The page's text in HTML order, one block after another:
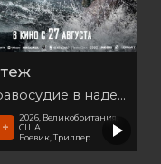
«Правосудие в надежных руках»
+
2026, Великобритания,
США
Боевик, Триллер